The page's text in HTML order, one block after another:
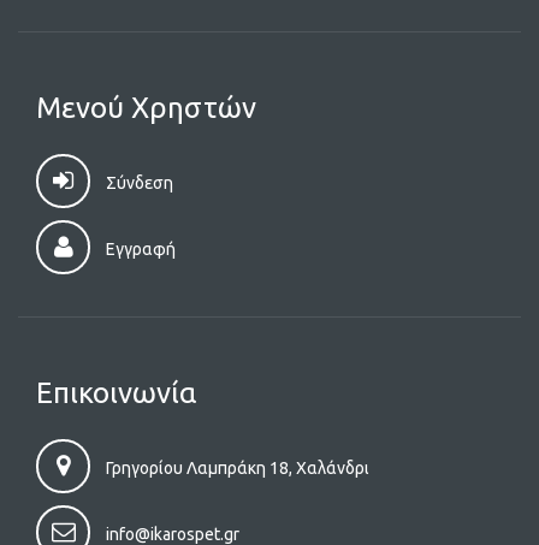
Μενού Χρηστών
Σύνδεση
Εγγραφή
Επικοινωνία
Γρηγορίου Λαμπράκη 18, Χαλάνδρι
info@ikarospet.gr